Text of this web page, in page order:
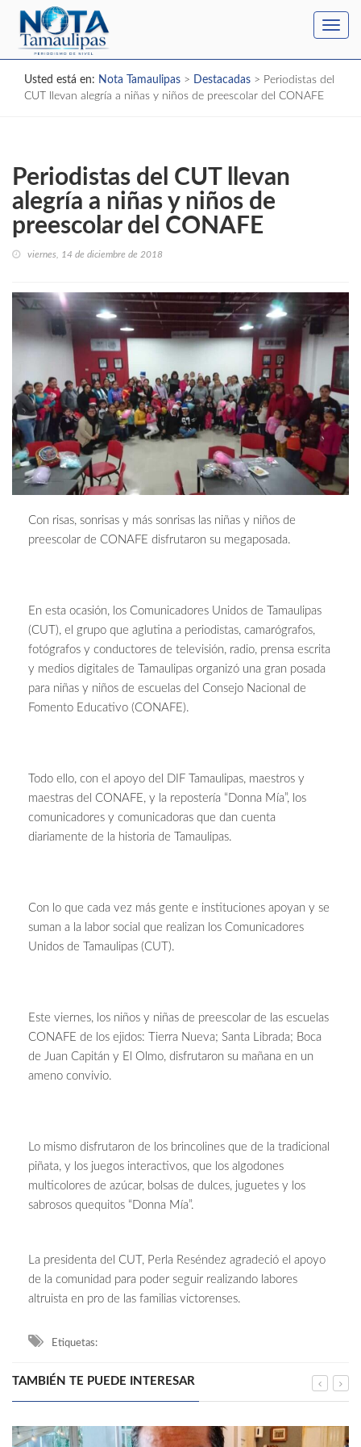
Usted está en: Nota Tamaulipas > Destacadas > Periodistas del
CUT llevan alegría a niñas y niños de preescolar del CONAFE
Periodistas del CUT llevan
alegría a niñas y niños de
preescolar del CONAFE
viernes, 14 de diciembre de 2018
Con risas, sonrisas y más sonrisas las niñas y niños de
preescolar de CONAFE disfrutaron su megaposada.
En esta ocasión, los Comunicadores Unidos de Tamaulipas
(CUT), el grupo que aglutina a periodistas, camarógrafos,
fotógrafos y conductores de televisión, radio, prensa escrita
y medios digitales de Tamaulipas organizó una gran posada
para niñas y niños de escuelas del Consejo Nacional de
Fomento Educativo (CONAFE).
Todo ello, con el apoyo del DIF Tamaulipas, maestros y
maestras del CONAFE, y la repostería “Donna Mía”, los
comunicadores y comunicadoras que dan cuenta
diariamente de la historia de Tamaulipas.
Con lo que cada vez más gente e instituciones apoyan y se
suman a la labor social que realizan los Comunicadores
Unidos de Tamaulipas (CUT).
Este viernes, los niños y niñas de preescolar de las escuelas
CONAFE de los ejidos: Tierra Nueva; Santa Librada; Boca
de Juan Capitán y El Olmo, disfrutaron su mañana en un
ameno convivio.
Lo mismo disfrutaron de los brincolines que de la tradicional
piñata, y los juegos interactivos, que los algodones
multicolores de azúcar, bolsas de dulces, juguetes y los
sabrosos quequitos “Donna Mía”.
La presidenta del CUT, Perla Reséndez agradeció el apoyo
de la comunidad para poder seguir realizando labores
altruista en pro de las familias victorenses.
Etiquetas:
TAMBIÉN TE PUEDE INTERESAR